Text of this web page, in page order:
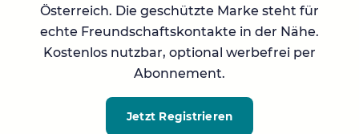
Österreich. Die geschützte Marke steht für
echte Freundschaftskontakte in der Nähe.
Kostenlos nutzbar, optional werbefrei per
Abonnement.
Jetzt Registrieren